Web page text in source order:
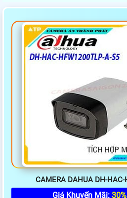
CAMERA DAHUA DH-HAC-
Giá Khuyến Mãi: 30%